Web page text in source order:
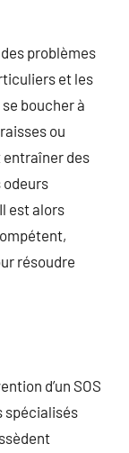
problèmes
et les
boucher à
ou
entraîner des
odeurs
est alors
résoudre
d’un SOS
spécialisés